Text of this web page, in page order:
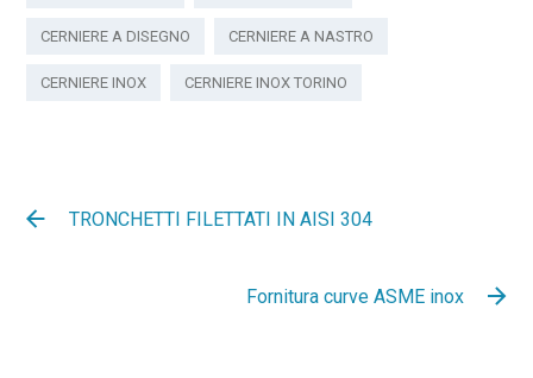
CERNIERE A DISEGNO CERNIERE A NASTRO
CERNIERE INOX CERNIERE INOX TORINO
TRONCHETTI FILETTATI IN AISI 304
Fornitura curve ASME inox